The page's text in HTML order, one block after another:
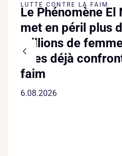
LUTTE CONTRE LA FAIM
Le Phénomène El
met en péril plus
millions de
filles déjà
faim
6.08.2026